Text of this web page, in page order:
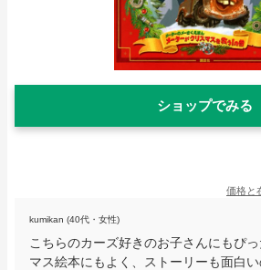
ショップでみる
価格と
kumikan (40代・女性)
こちらのカーズ好きのお子さんにもぴ
マス絵本にもよく、ストーリーも面白